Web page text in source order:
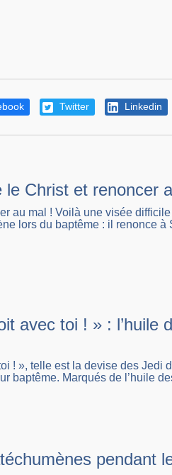
Twitter Linkedin
le Christ et renoncer
au mal ! Voilà une visée
lors du baptême : il renonce
avec toi ! » : l’huile
! », telle est la devise des Jedi
baptême. Marqués de l’huile
pendant